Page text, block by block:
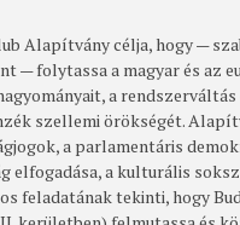
Alapítvány célja, hogy —
— folytassa a magyar és az
a
szellemi örökségét.
a parlamentáris
elfogadása, a kulturális
feladatának tekinti, hogy